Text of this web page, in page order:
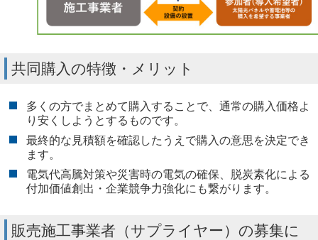
共同購入の特徴・メリット
多くの方でまとめて購入することで、通常の購入価格よ
り安くしようとするものです。
最終的な見積額を確認したうえで購入の意思を決定でき
ます。
電気代高騰対策や災害時の電気の確保、脱炭素化による
付加価値創出・企業競争力強化にも繋がります。
販売施工事業者（サプライヤー）の募集に